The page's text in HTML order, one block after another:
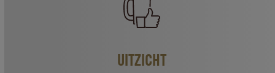
UITZICHT